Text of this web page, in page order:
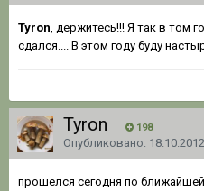
Tyron , держитесь!!! Я так в том
сдался.... В этом году буду
Tyron 198
Опубликовано:
прошелся сегодня по